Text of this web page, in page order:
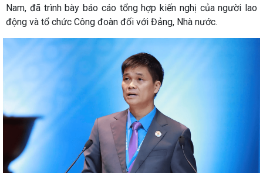
Nam, đã trình bày báo cáo tổng hợp kiến nghị của người lao
động và tổ chức Công đoàn đối với Đảng, Nhà nước.